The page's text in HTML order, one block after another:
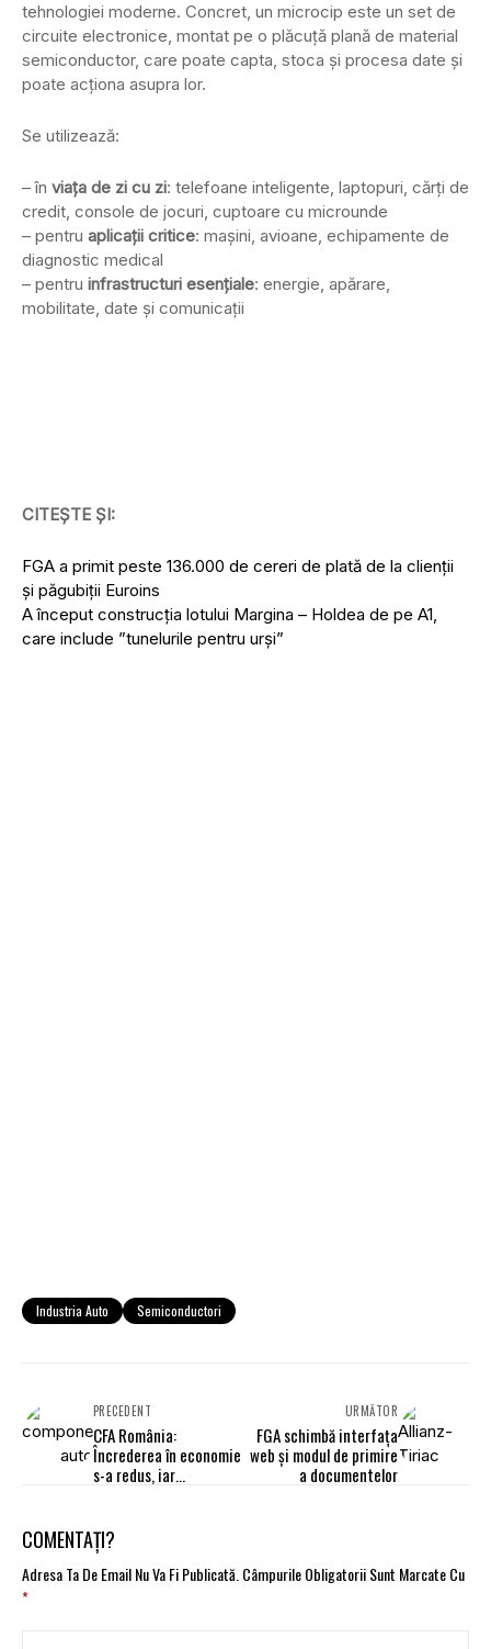
tehnologiei moderne. Concret, un microcip este un set de
circuite electronice, montat pe o plăcuță plană de material
semiconductor, care poate capta, stoca și procesa date și
poate acționa asupra lor.
Se utilizează:
– în viața de zi cu zi: telefoane inteligente, laptopuri, cărți de
credit, console de jocuri, cuptoare cu microunde
– pentru aplicații critice: mașini, avioane, echipamente de
diagnostic medical
– pentru infrastructuri esențiale: energie, apărare,
mobilitate, date și comunicații
CITEȘTE ȘI:
FGA a primit peste 136.000 de cereri de plată de la clienții
și păgubiții Euroins
A început construcția lotului Margina – Holdea de pe A1,
care include ”tunelurile pentru urși”
Industria Auto Semiconductori
PRECEDENT
CFA România:
Încrederea în economie
s-a redus, iar
URMĂTOR
FGA schimbă interfața
web și modul de primire
a documentelor
COMENTAȚI?
Adresa Ta De Email Nu Va Fi Publicată.Câmpurile Obligatorii Sunt Marcate Cu
*